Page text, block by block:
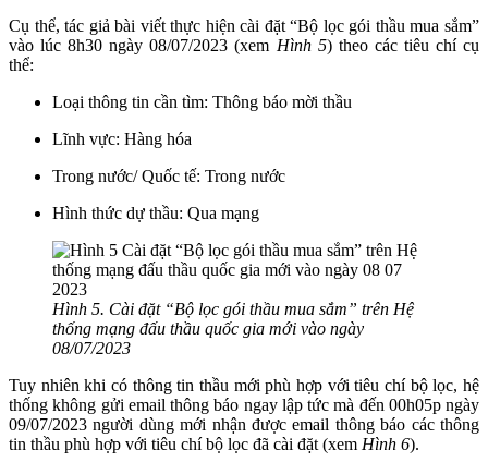
Cụ thể, tác giả bài viết thực hiện cài đặt “Bộ lọc gói thầu mua sắm”
vào lúc 8h30 ngày 08/07/2023 (xem Hình 5) theo các tiêu chí cụ
thể:
Loại thông tin cần tìm: Thông báo mời thầu
Lĩnh vực: Hàng hóa
Trong nước/ Quốc tế: Trong nước
Hình thức dự thầu: Qua mạng
Hình 5. Cài đặt “Bộ lọc gói thầu mua sắm” trên Hệ
thống mạng đấu thầu quốc gia mới vào ngày
08/07/2023
Tuy nhiên khi có thông tin thầu mới phù hợp với tiêu chí bộ lọc, hệ
thống không gửi email thông báo ngay lập tức mà đến 00h05p ngày
09/07/2023 người dùng mới nhận được email thông báo các thông
tin thầu phù hợp với tiêu chí bộ lọc đã cài đặt (xem Hình 6).